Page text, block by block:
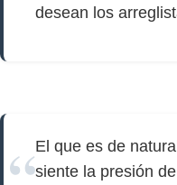
desean los
El que es de
siente la presión